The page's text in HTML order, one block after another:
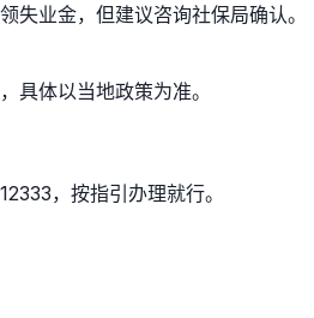
业金，但建议咨询社保局确认。
具体以当地政策为准。
，按指引办理就行。